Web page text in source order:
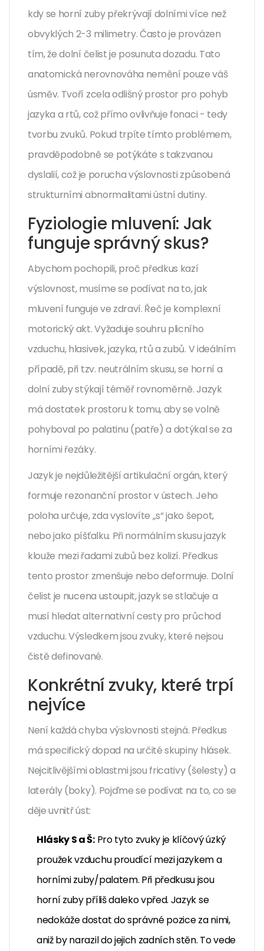
kdy se horní zuby překrývají dolními více než
obvyklých 2-3 milimetry. Často je provázen
tím, že dolní čelist je posunuta dozadu. Tato
anatomická nerovnováha nemění pouze váš
úsměv. Tvoří zcela odlišný prostor pro pohyb
jazyka a rtů, což přímo ovlivňuje fonaci - tedy
tvorbu zvuků. Pokud trpíte tímto problémem,
pravděpodobně se potýkáte s takzvanou
dyslalií, což je porucha výslovnosti způsobená
strukturními abnormalitami ústní dutiny.
Fyziologie mluvení: Jak
funguje správný skus?
Abychom pochopili, proč předkus kazí
výslovnost, musíme se podívat na to, jak
mluvení funguje ve zdraví. Řeč je komplexní
motorický akt. Vyžaduje souhru plicního
vzduchu, hlasivek, jazyka, rtů a zubů. V ideálním
případě, při tzv. neutrálním skusu, se horní a
dolní zuby stýkají téměř rovnoměrně. Jazyk
má dostatek prostoru k tomu, aby se volně
pohyboval po palatinu (patře) a dotýkal se za
horními řezáky.
Jazykje nejdůležitější artikulační orgán, který
formuje rezonanční prostor v ústech. Jeho
poloha určuje, zda vyslovíte „s“ jako šepot,
nebo jako píšťalku. Při normálním skusu jazyk
klouže mezi řadami zubů bez kolizí. Předkus
tento prostor zmenšuje nebo deformuje. Dolní
čelist je nucena ustoupit, jazyk se stlačuje a
musí hledat alternativní cesty pro průchod
vzduchu. Výsledkem jsou zvuky, které nejsou
čistě definované.
Konkrétní zvuky, které trpí
nejvíce
Není každá chyba výslovnosti stejná. Předkus
má specifický dopad na určité skupiny hlásek.
Nejcitlivějšími oblastmi jsou fricativy (šelesty) a
laterály (boky). Pojďme se podívat na to, co se
děje uvnitř úst:
Hlásky S a Š:Pro tyto zvuky je klíčový úzký
proužek vzduchu proudící mezi jazykem a
horními zuby/palatem. Při předkusu jsou
horní zuby příliš daleko vpřed. Jazyk se
nedokáže dostat do správné pozice za nimi,
aniž by narazil do jejich zadních stěn. To vede